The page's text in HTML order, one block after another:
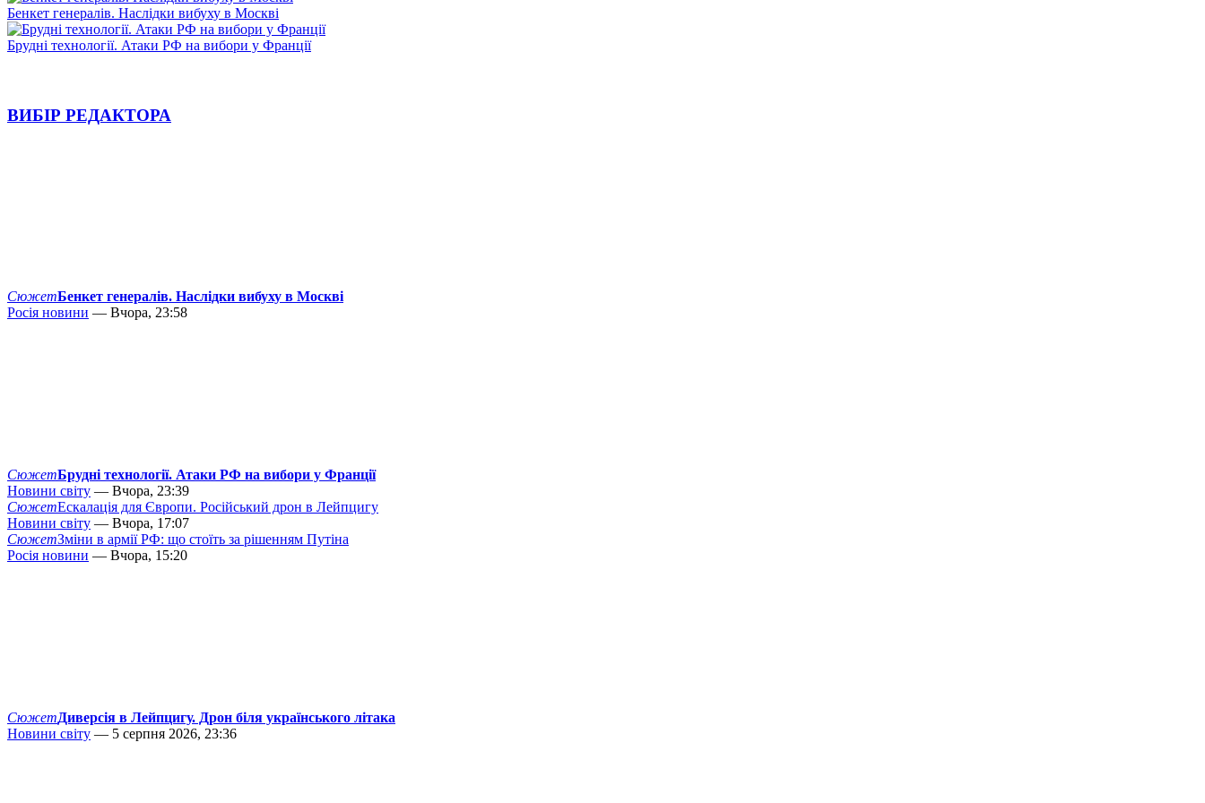
Бенкет генералів. Наслідки вибуху в Москві
Брудні технології. Атаки РФ на вибори у Франції
ВИБІР РЕДАКТОРА
СюжетБенкет генералів. Наслідки вибуху в Москві
Росія новини — Вчора, 23:58
СюжетБрудні технології. Атаки РФ на вибори у Франції
Новини світу — Вчора, 23:39
СюжетЕскалація для Європи. Російський дрон в Лейпцигу
Новини світу — Вчора, 17:07
СюжетЗміни в армії РФ: що стоїть за рішенням Путіна
Росія новини — Вчора, 15:20
СюжетДиверсія в Лейпцигу. Дрон біля українського літака
Новини світу — 5 серпня 2026, 23:36